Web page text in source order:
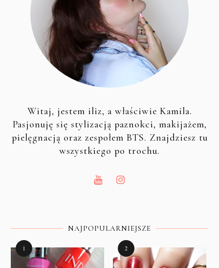
Witaj, jestem iliz, a właściwie Kamila.
Pasjonuję się stylizacją paznokci, makijażem,
pielęgnacją oraz zespołem BTS. Znajdziesz tu
wszystkiego po trochu.
NAJPOPULARNIEJSZE